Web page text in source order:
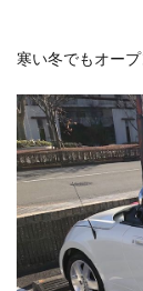
寒い冬でもオー